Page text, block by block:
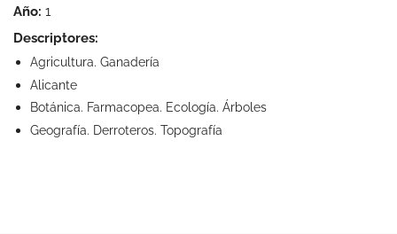
Año: 1
Descriptores:
Agricultura. Ganadería
Alicante
Botánica. Farmacopea. Ecología. Árboles
Geografía. Derroteros. Topografía